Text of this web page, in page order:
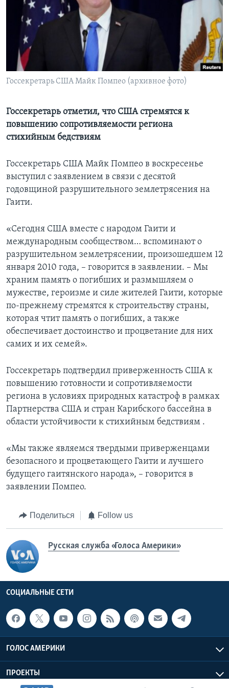
Learning English
СОЦИАЛЬНЫЕ СЕТИ
Госсекретарь США Майк Помпео (архивное фото)
Госсекретарь отметил, что США стремятся к
повышению сопротивляемости региона
стихийным бедствиям
Госсекретарь США Майк Помпео в воскресенье
выступил с заявлением в связи с десятой
годовщиной разрушительного землетрясения на
Гаити.
«Сегодня США вместе с народом Гаити и
международным сообществом… вспоминают о
разрушительном землетрясении, произошедшем 12
января 2010 года, – говорится в заявлении. – Мы
храним память о погибших и размышляем о
мужестве, героизме и силе жителей Гаити, которые
по-прежнему стремятся к строительству страны,
которая чтит память о погибших, а также
обеспечивает достоинство и процветание для них
самих и их семей».
Госсекретарь подтвердил приверженность США к
повышению готовности и сопротивляемости
региона в условиях природных катастроф в рамках
Партнерства США и стран Карибского бассейна в
области устойчивости к стихийным бедствиям .
«Мы также являемся твердыми приверженцами
безопасного и процветающего Гаити и лучшего
будущего гаитянского народа», – говорится в
заявлении Помпео.
Поделиться Follow us
Русская служба «Голоса Америки»
СОЦИАЛЬНЫЕ СЕТИ
ГОЛОС АМЕРИКИ
ПРОЕКТЫ